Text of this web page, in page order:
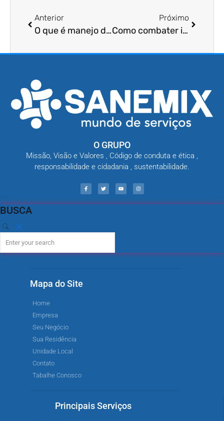
Anterior
O que é manejo de roedores?
Próximo
Como combater infestações de percevejos?
O GRUPO
Missão, Visão e Valores , Código de conduta e ética ,
responsabilidade e cidadania , sustentabilidade.
BUSCA
Mapa do Site
Home
Empresa
Seu Negócio
Sua Residência
Unidade Local
Contato
Tabalhe Conosco
Principais Serviços